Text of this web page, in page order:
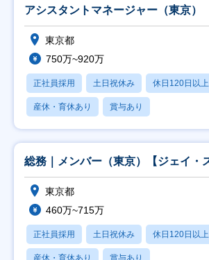
アシスタントマネージャー（東京）
東京都
750万~920万
正社員採用 土日祝休み 休日120日以上
産休・育休あり 賞与あり
総務｜メンバー（東京）【ジェイ・
東京都
460万~715万
正社員採用 土日祝休み 休日120日以上
産休・育休あり 賞与あり